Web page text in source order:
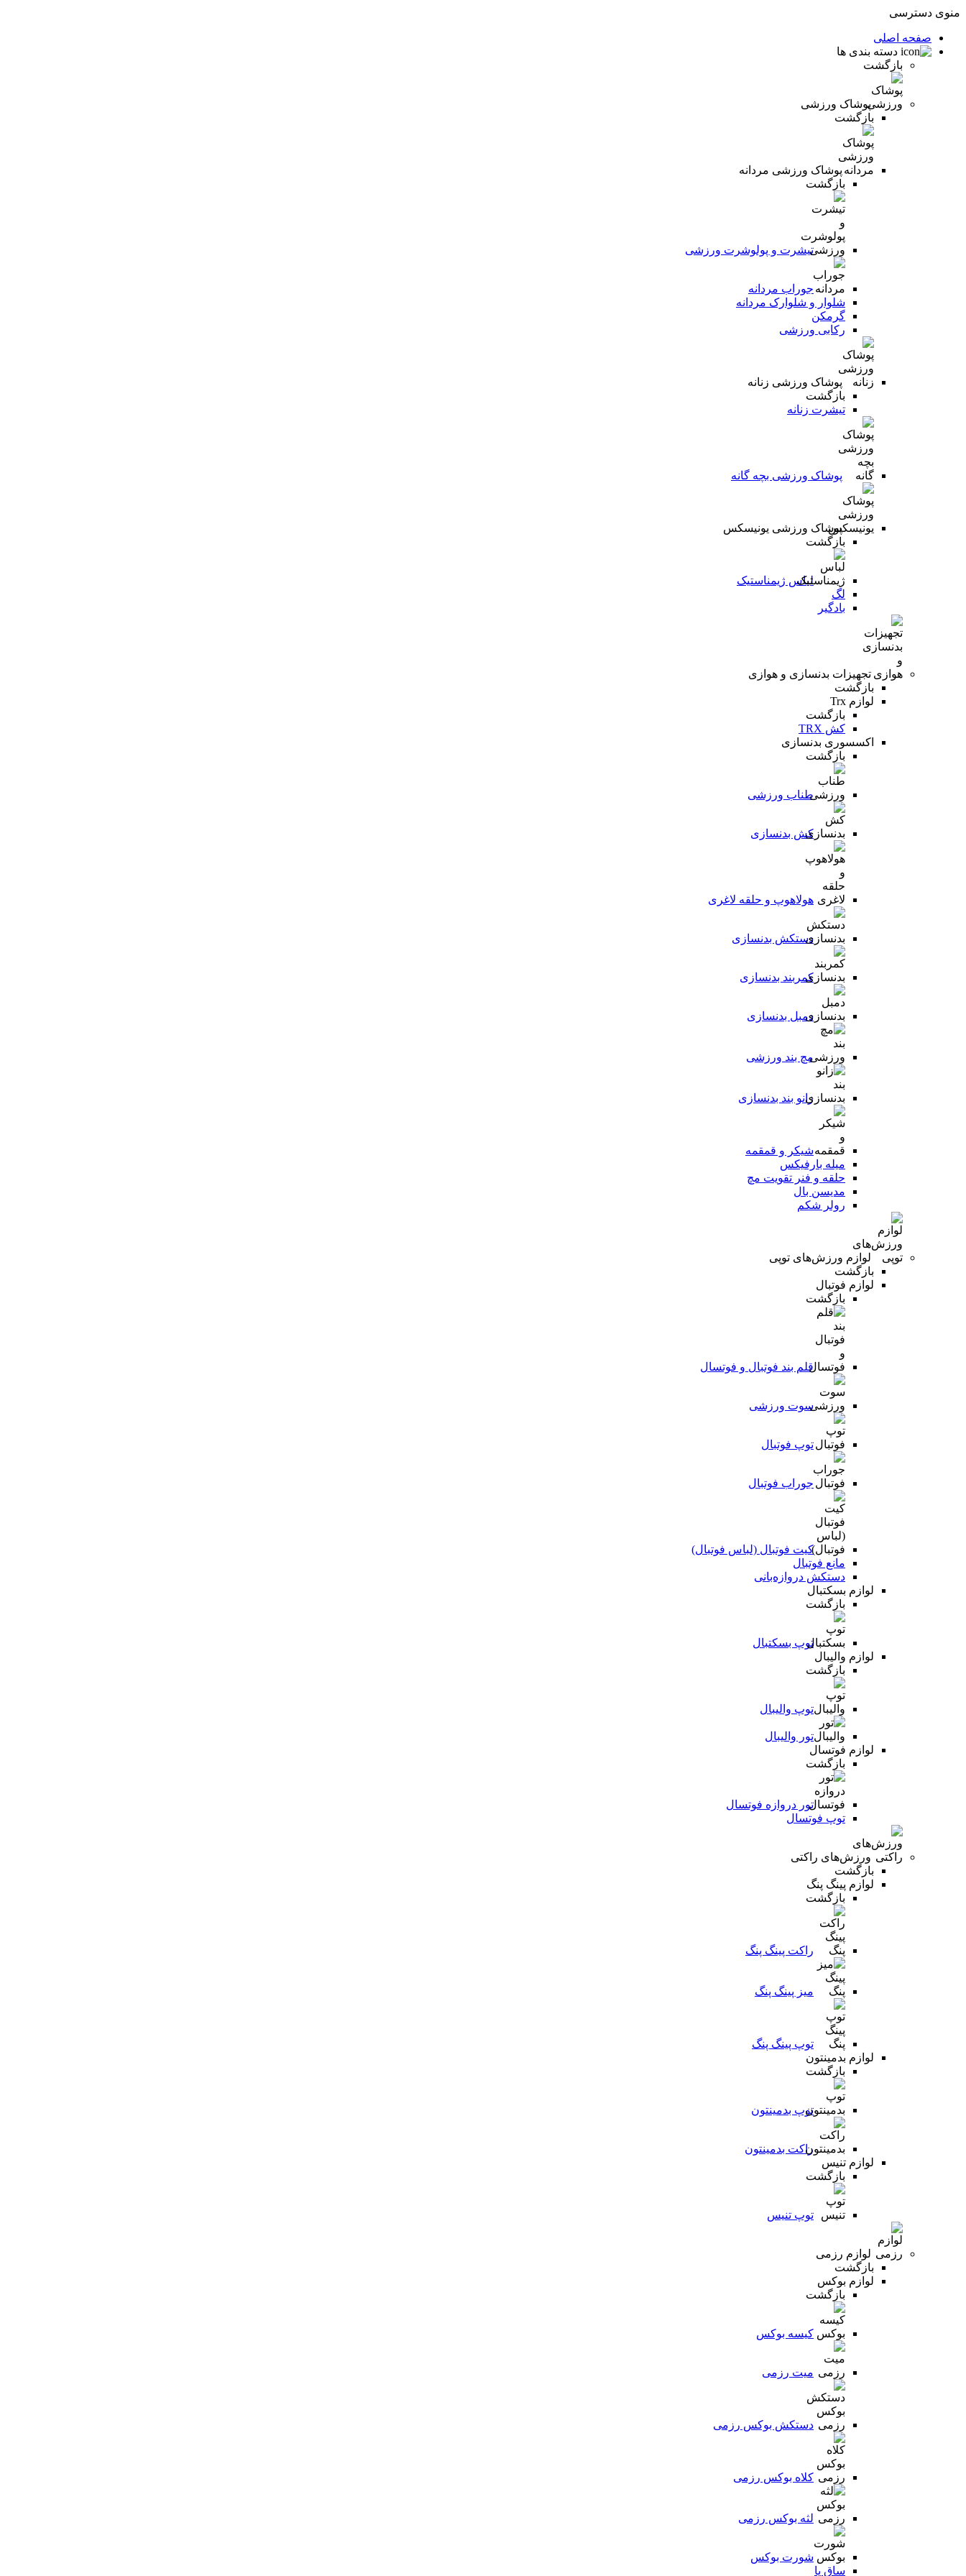
منوی دسترسی
صفحه اصلی
دسته بندی ها
بازگشت
پوشاک ورزشی
بازگشت
پوشاک ورزشی مردانه
بازگشت
تیشرت و پولوشرت ورزشی
جوراب مردانه
شلوار و شلوارک مردانه
گرمکن
رکابی ورزشی
پوشاک ورزشی زنانه
بازگشت
تیشرت زنانه
پوشاک ورزشی بچه گانه
پوشاک ورزشی یونیسکس
بازگشت
لباس ژیمناستیک
لگ
بادگیر
تجهیزات بدنسازی و هوازی
بازگشت
لوازم Trx
بازگشت
کش TRX
اکسسوری بدنسازی
بازگشت
طناب ورزشی
کش بدنسازی
هولاهوپ و حلقه لاغری
دستکش بدنسازی
کمربند بدنسازی
دمبل بدنسازی
مچ بند ورزشی
زانو بند بدنسازی
شیکر و قمقمه
میله بارفیکس
حلقه و فنر تقویت مچ
مدیسن بال
رولر شکم
لوازم ورزش‌های توپی
بازگشت
لوازم فوتبال
بازگشت
قلم بند فوتبال و فوتسال
سوت ورزشی
توپ فوتبال
جوراب فوتبال
کیت فوتبال (لباس فوتبال)
مانع فوتبال
دستکش دروازه‌بانی
لوازم بسکتبال
بازگشت
توپ بسکتبال
لوازم والیبال
بازگشت
توپ والیبال
تور والیبال
لوازم فوتسال
بازگشت
تور دروازه فوتسال
توپ فوتسال
ورزش‌های راکتی
بازگشت
لوازم پینگ پنگ
بازگشت
راکت پینگ پنگ
میز پینگ پنگ
توپ پینگ پنگ
لوازم بدمینتون
بازگشت
توپ بدمینتون
راکت بدمینتون
لوازم تنیس
بازگشت
توپ تنیس
لوازم رزمی
بازگشت
لوازم بوکس
بازگشت
کیسه بوکس
میت رزمی
دستکش بوکس رزمی
کلاه بوکس رزمی
لثه بوکس رزمی
شورت بوکس
ساق پا